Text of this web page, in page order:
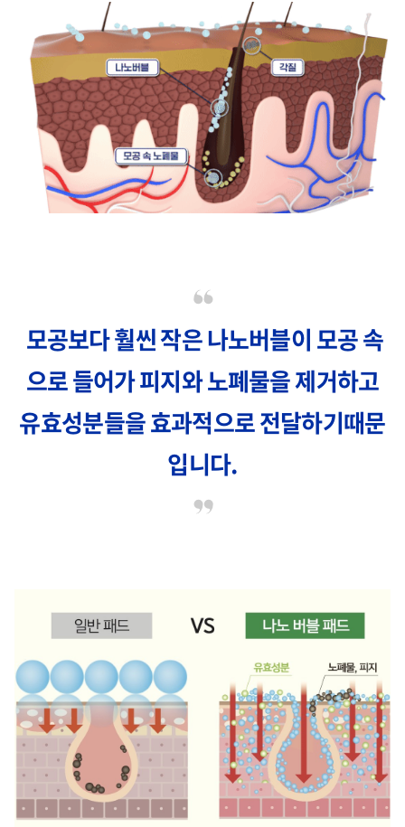
모공보다 훨씬 작은 나노버블이 모공 속
으로 들어가 피지와 노폐물을 제거하고
유효성분들을 효과적으로 전달하기때문
입니다.